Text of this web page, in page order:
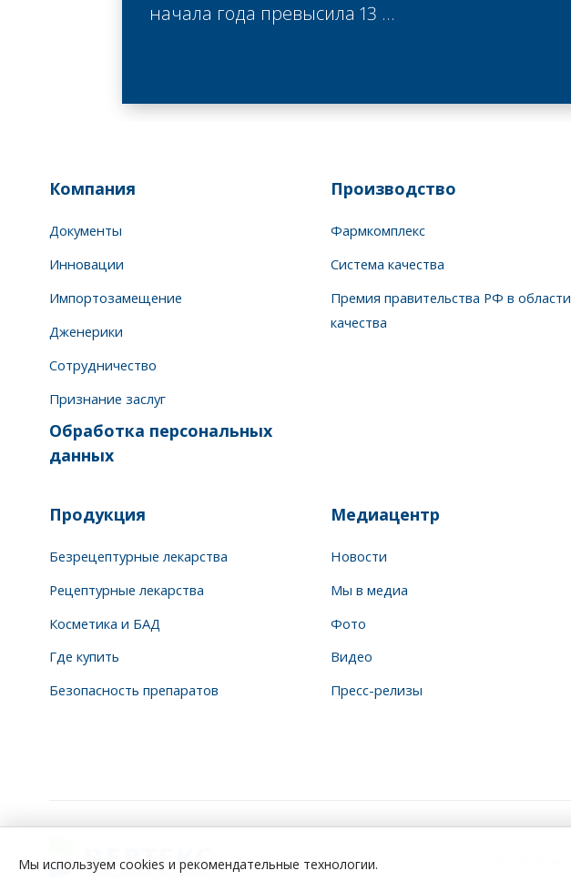
начала года превысила 13 ...
Компания
Документы
Инновации
Импортозамещение
Дженерики
Сотрудничество
Признание заслуг
Обработка персональных
данных
Производство
Фармкомплекс
Система качества
Премия правительства РФ в области
качества
Продукция
Безрецептурные лекарства
Рецептурные лекарства
Косметика и БАД
Где купить
Безопасность препаратов
Медиацентр
Новости
Мы в медиа
Фото
Видео
Пресс-релизы
Мы используем cookies и рекомендательные технологии.